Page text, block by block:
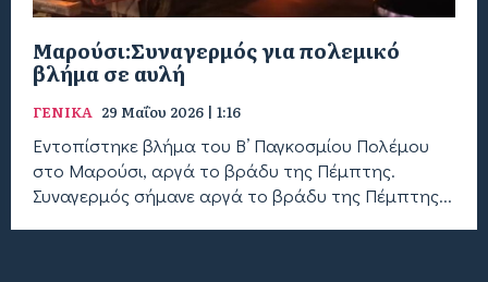
Μαρούσι:Συναγερμός για πολεμικό
βλήμα σε αυλή
ΓΕΝΙΚΑ 29 Μαΐου 2026 | 1:16
Εντοπίστηκε βλήμα του Β’ Παγκοσμίου Πολέμου
στο Μαρούσι, αργά το βράδυ της Πέμπτης.
Συναγερμός σήμανε αργά το βράδυ της Πέμπτης...